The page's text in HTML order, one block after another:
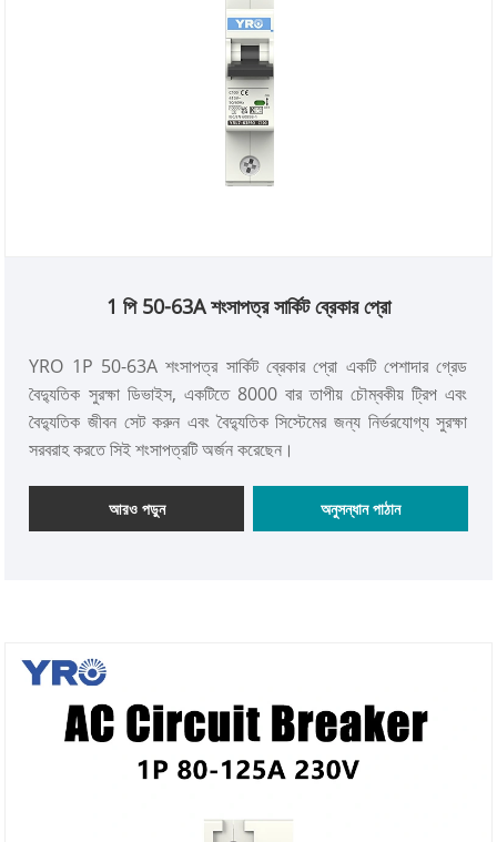
1 পি 50-63A শংসাপত্র সার্কিট ব্রেকার প্রো
YRO 1P 50-63A শংসাপত্র সার্কিট ব্রেকার প্রো একটি পেশাদার গ্রেড
বৈদ্যুতিক সুরক্ষা ডিভাইস, একটিতে 8000 বার তাপীয় চৌম্বকীয় ট্রিপ এবং
বৈদ্যুতিক জীবন সেট করুন এবং বৈদ্যুতিক সিস্টেমের জন্য নির্ভরযোগ্য সুরক্ষা
সরবরাহ করতে সিই শংসাপত্রটি অর্জন করেছেন।
আরও পড়ুন অনুসন্ধান পাঠান